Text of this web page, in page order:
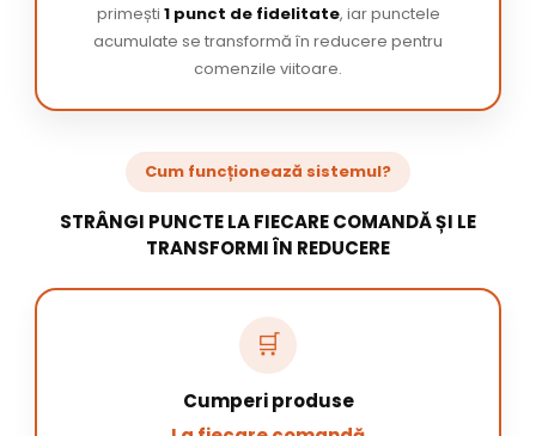
primești 1 punct de fidelitate, iar punctele
acumulate se transformă în reducere pentru
comenzile viitoare.
Cum funcționează sistemul?
STRÂNGI PUNCTE LA FIECARE COMANDĂ ȘI LE
TRANSFORMI ÎN REDUCERE
🛒
Cumperi produse